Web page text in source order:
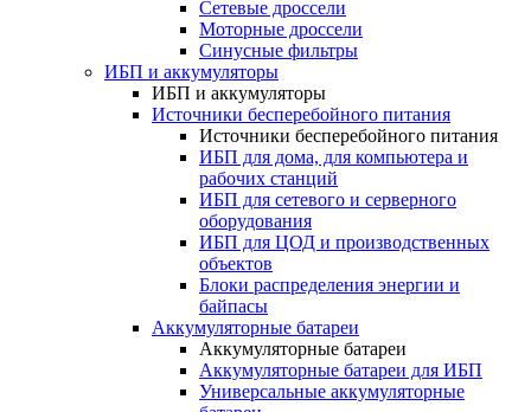
Сетевые дроссели
Моторные дроссели
Синусные фильтры
ИБП и аккумуляторы
ИБП и аккумуляторы
Источники бесперебойного питания
Источники бесперебойного питания
ИБП для дома, для компьютера и
рабочих станций
ИБП для сетевого и серверного
оборудования
ИБП для ЦОД и производственных
объектов
Блоки распределения энергии и
байпасы
Аккумуляторные батареи
Аккумуляторные батареи
Аккумуляторные батареи для ИБП
Универсальные аккумуляторные